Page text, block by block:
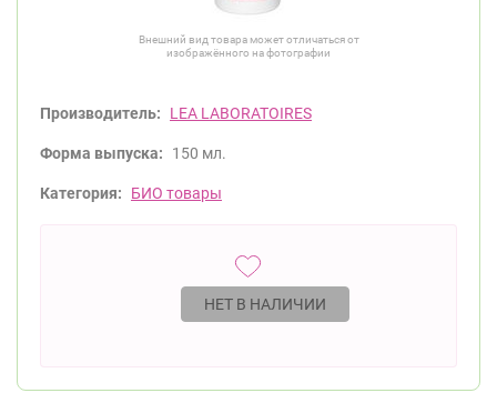
Внешний вид товара может отличаться от
изображённого на фотографии
Производитель: LEA LABORATOIRES
Форма выпуска: 150 мл.
Категория: БИО товары
НЕТ В НАЛИЧИИ